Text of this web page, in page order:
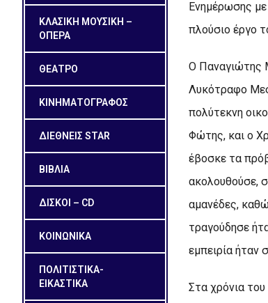
ΚΛΑΣΙΚΗ ΜΟΥΣΙΚΗ –
ΟΠΕΡΑ
ΘΕΑΤΡΟ
ΚΙΝΗΜΑΤΟΓΡΑΦΟΣ
ΔΙΕΘΝΕΙΣ STAR
ΒΙΒΛΙΑ
ΔΙΣΚΟΙ – CD
ΚΟΙΝΩΝΙΚΑ
ΠΟΛΙΤΙΣΤΙΚΑ-
ΕΙΚΑΣΤΙΚΑ
Eνημέρωσης
πλούσιο έργο
O Παναγιώτης
Λυκότραφο
πολύτεκνη
Φώτης, και ο
έβοσκε τα
ακολουθούσε,
αμανέδες,
τραγούδησε
εμπειρία ήταν
Στα χρόνια